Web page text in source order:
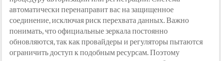
автоматически перенаправит вас на защищенное
соединение, исключая риск перехвата данных. Важно
понимать, что официальные зеркала постоянно
обновляются, так как провайдеры и регуляторы пытаются
ограничить доступ к подобным ресурсам. Поэтому